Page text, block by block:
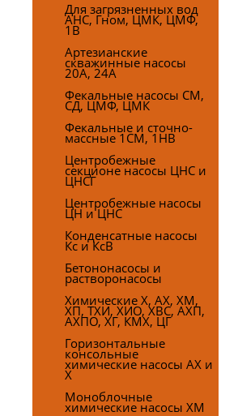
Для загрязненных вод
АНС, Гном, ЦМК, ЦМФ,
1В
Артезианские
скважинные насосы
20А, 24А
Фекальные насосы СМ,
СД, ЦМФ, ЦМК
Фекальные и сточно-
массные 1СМ, 1НВ
Центробежные
секционе насосы ЦНС и
ЦНСГ
Центробежные насосы
ЦН и ЦНС
Конденсатные насосы
Кс и КсВ
Бетононасосы и
растворонасосы
Химические Х, АХ, ХМ,
ХП, ТХИ, ХИО, ХВС, АХП,
АХПО, ХГ, КМХ, ЦГ
Горизонтальные
консольные
химические насосы АХ и
Х
Моноблочные
химические насосы ХМ